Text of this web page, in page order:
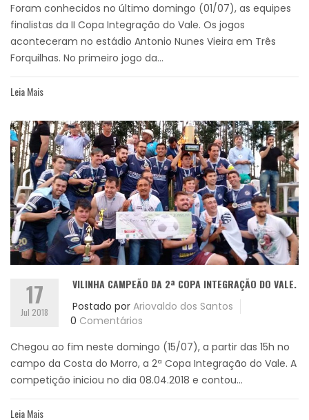
Foram conhecidos no último domingo (01/07), as equipes
finalistas da II Copa Integração do Vale. Os jogos
aconteceram no estádio Antonio Nunes Vieira em Três
Forquilhas. No primeiro jogo da...
Leia Mais
17
Jul 2018
VILINHA CAMPEÃO DA 2ª COPA INTEGRAÇÃO DO VALE.
Postado por Ariovaldo dos Santos
0 Comentários
Chegou ao fim neste domingo (15/07), a partir das 15h no
campo da Costa do Morro, a 2ª Copa Integração do Vale. A
competição iniciou no dia 08.04.2018 e contou...
Leia Mais